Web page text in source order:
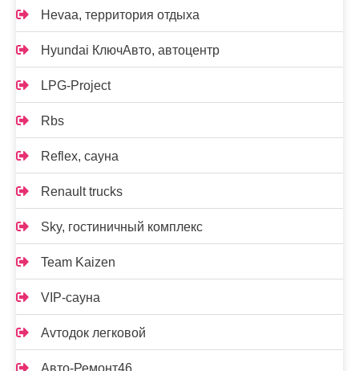
Hevaa, территория отдыха
Hyundai КлючАвто, автоцентр
LPG-Project
Rbs
Reflex, сауна
Renault trucks
Sky, гостиничный комплекс
Team Kaizen
VIP-сауна
Аvтодок легковой
Авто-Ремонт46